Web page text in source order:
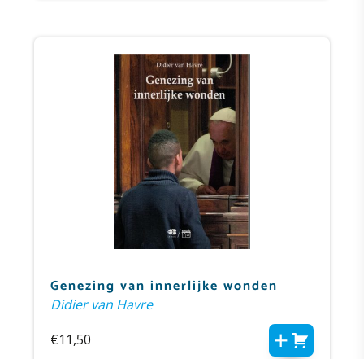
Genezing van innerlijke wonden
Didier van Havre
€11,50